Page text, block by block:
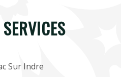
Sur Indre